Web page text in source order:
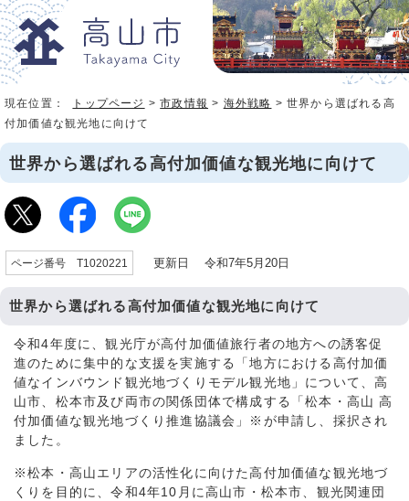
現在位置： トップページ >市政情報 > 海外戦略 > 世界から選ばれる高
付加価値な観光地に向けて
世界から選ばれる高付加価値な観光地に向けて
ページ番号 T1020221 更新日 令和7年5月20日
世界から選ばれる高付加価値な観光地に向けて
令和4年度に、観光庁が高付加価値旅行者の地方への誘客促
進のために集中的な支援を実施する「地方における高付加価
値なインバウンド観光地づくりモデル観光地」について、高
山市、松本市及び両市の関係団体で構成する「松本・高山 高
付加価値な観光地づくり推進協議会」※が申請し、採択され
ました。
※松本・高山エリアの活性化に向けた高付加価値な観光地づ
くりを目的に、令和4年10月に高山市・松本市、観光関連団